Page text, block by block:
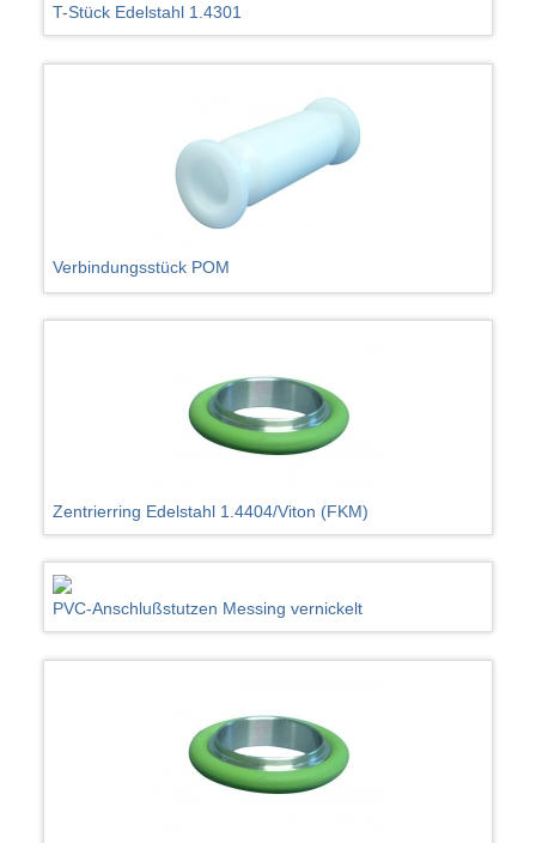
T-Stück Edelstahl 1.4301
Verbindungsstück POM
Zentrierring Edelstahl 1.4404/Viton (FKM)
PVC-Anschlußstutzen Messing vernickelt